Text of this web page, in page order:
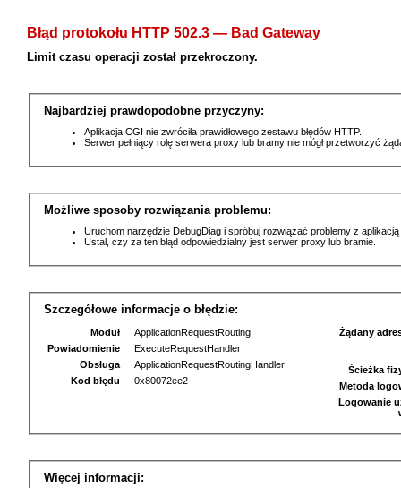
Błąd protokołu HTTP 502.3 — Bad Gateway
Limit czasu operacji został przekroczony.
Najbardziej prawdopodobne przyczyny:
Aplikacja CGI nie zwróciła prawidłowego zestawu błędów HTTP.
Serwer pełniący rolę serwera proxy lub bramy nie mógł przetworzyć
Możliwe sposoby rozwiązania problemu:
Uruchom narzędzie DebugDiag i spróbuj rozwiązać problemy z
Ustal, czy za ten błąd odpowiedzialny jest serwer proxy lub bramie.
Szczegółowe informacje o błędzie:
Moduł
ApplicationRequestRouting
Powiadomienie
ExecuteRequestHandler
Obsługa
ApplicationRequestRoutingHandler
Kod błędu
0x80072ee2
Żądany
Ścieżka
Metoda
Logowanie
Więcej informacji: